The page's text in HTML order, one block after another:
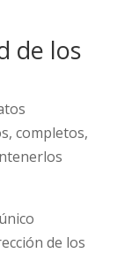
de los
completos,
de los